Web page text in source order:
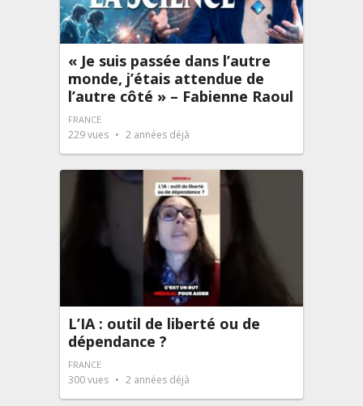
« Je suis passée dans l’autre
monde, j’étais attendue de
l’autre côté » – Fabienne Raoul
FRANCE
229vues 2 années déjà
L’IA : outil de liberté ou de
dépendance ?
FRANCE
300vues 2 années déjà